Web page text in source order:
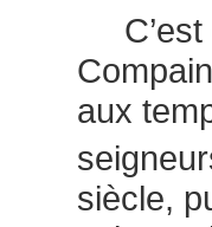
C’est
aux
siècle,